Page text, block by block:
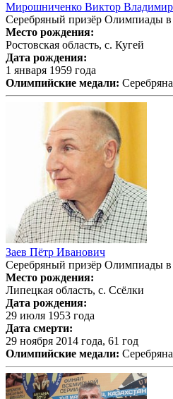
Мирошниченко Виктор
Серебряный призёр Олимпиады
Место рождения:
Ростовская область, с. Кугей
Дата рождения:
1 января 1959 года
Олимпийские медали:
Заев Пётр Иванович
Серебряный призёр Олимпиады
Место рождения:
Липецкая область, с. Ссёлки
Дата рождения:
29 июля 1953 года
Дата смерти:
29 ноября 2014 года, 61 год
Олимпийские медали: